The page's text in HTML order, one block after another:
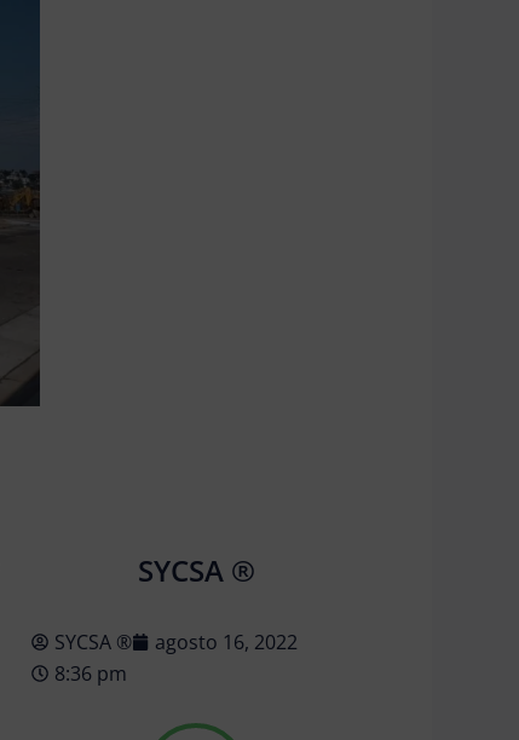
SYCSA ®
SYCSA ®
agosto 16, 2022
8:36 pm